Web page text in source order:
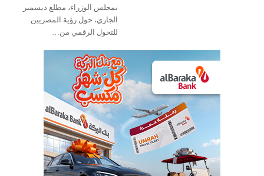
بمجلس الوزراء، مطلع ديسمبر
الجاري، حول رؤية المصريين
للتحول الرقمي من…